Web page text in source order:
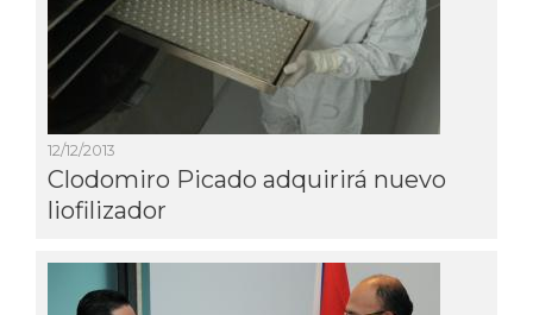
12/12/2013
Clodomiro Picado adquirirá nuevo
liofilizador